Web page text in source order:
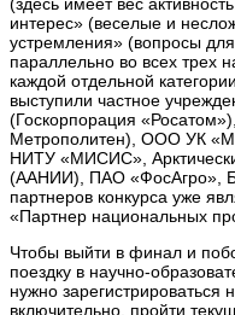
(здесь имеет вес
интерес» (веселые и
устремления» (вопросы
параллельно во всех трех
каждой отдельной
выступили частное
(Госкорпорация
Метрополитен), ООО УК
НИТУ «МИСИС»,
(ААНИИ), ПАО «ФосАгро»,
партнеров конкурса уже
«Партнер национальных
Чтобы выйти в финал и
поездку в научно-
нужно
включительно, пройти